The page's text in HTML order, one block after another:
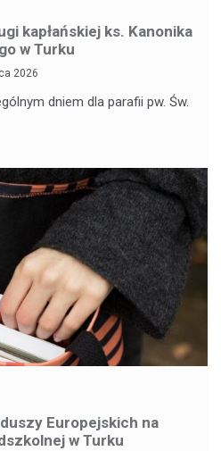
kapłańskiej ks. Kanonika
w Turku
2026
dniem dla parafii pw. Św.
Europejskich na
w Turku